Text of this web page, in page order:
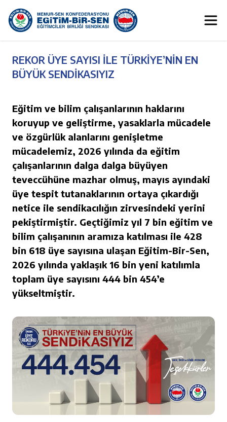
REKOR ÜYE SAYISI İLE TÜRKİYE’NİN EN
BÜYÜK SENDİKASIYIZ
Eğitim ve bilim çalışanlarının haklarını
koruyup ve geliştirme, yasaklarla mücadele
ve özgürlük alanlarını genişletme
mücadelemiz, 2026 yılında da eğitim
çalışanlarının dalga dalga büyüyen
teveccühüne mazhar olmuş, mayıs ayındaki
üye tespit tutanaklarının ortaya çıkardığı
netice ile sendikacılığın zirvesindeki yerini
pekiştirmiştir. Geçtiğimiz yıl 7 bin eğitim ve
bilim çalışanının aramıza katılması ile 428
bin 618 üye sayısına ulaşan Eğitim-Bir-Sen,
2026 yılında yaklaşık 16 bin yeni katılımla
toplam üye sayısını 444 bin 454’e
yükseltmiştir.